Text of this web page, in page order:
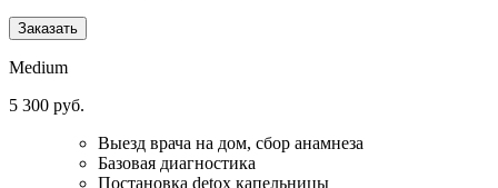
Заказать
Medium
5 300 руб.
Выезд врача на дом, сбор анамнеза
Базовая диагностика
Постановка detox капельницы